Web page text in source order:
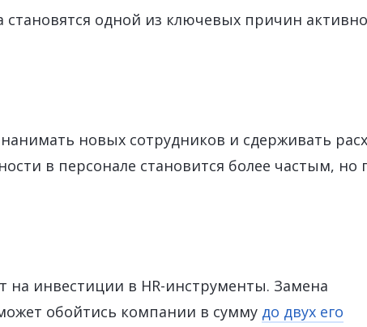
одной из ключевых причин
новых сотрудников и сдерживать
в персонале становится более частым, но
на инвестиции в HR-инструменты. Замена
обойтись компании в сумму до двух его